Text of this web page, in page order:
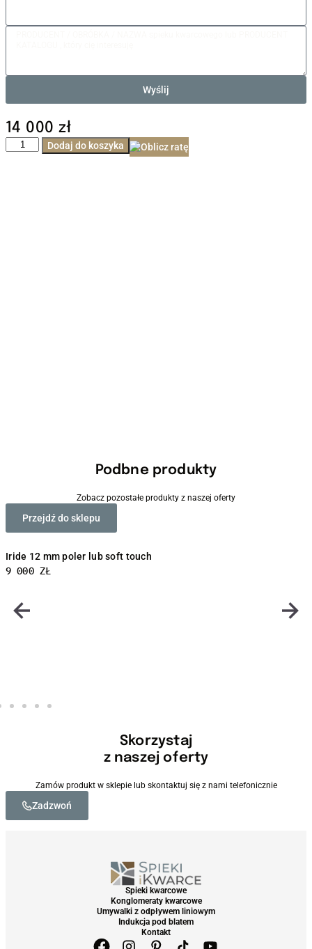
Wyślij
14 000zł
Dodaj do koszyka
Podbne produkty
Zobacz pozostałe produkty z naszej oferty
Przejdź do sklepu
Iride 12 mm poler lub soft touch
9 000 ZŁ
Skorzystaj
z naszej oferty
Zamów produkt w sklepie lub skontaktuj się z nami telefonicznie
Zadzwoń
Spieki kwarcowe
Konglomeraty kwarcowe
Umywalki z odpływem liniowym
Indukcja pod blatem
Kontakt